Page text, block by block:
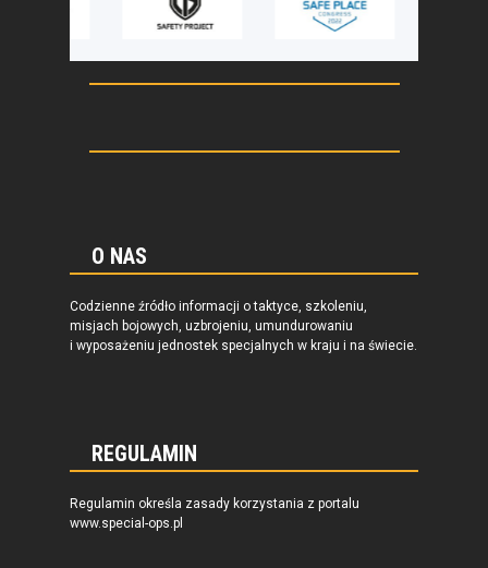
O NAS
Codzienne źródło informacji o taktyce, szkoleniu,
misjach bojowych, uzbrojeniu, umundurowaniu
i wyposażeniu jednostek specjalnych w kraju i na świecie.
REGULAMIN
Regulamin określa zasady korzystania z portalu
www.special-ops.pl